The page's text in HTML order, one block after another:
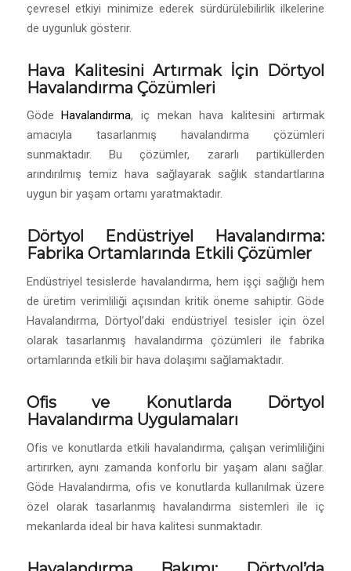
çevresel etkiyi minimize ederek sürdürülebilirlik ilkelerine
de uygunluk gösterir.
Hava Kalitesini Artırmak İçin Dörtyol
Havalandırma Çözümleri
Göde Havalandırma, iç mekan hava kalitesini artırmak
amacıyla tasarlanmış havalandırma çözümleri
sunmaktadır. Bu çözümler, zararlı partiküllerden
arındırılmış temiz hava sağlayarak sağlık standartlarına
uygun bir yaşam ortamı yaratmaktadır.
Dörtyol Endüstriyel Havalandırma:
Fabrika Ortamlarında Etkili Çözümler
Endüstriyel tesislerde havalandırma, hem işçi sağlığı hem
de üretim verimliliği açısından kritik öneme sahiptir. Göde
Havalandırma, Dörtyol’daki endüstriyel tesisler için özel
olarak tasarlanmış havalandırma çözümleri ile fabrika
ortamlarında etkili bir hava dolaşımı sağlamaktadır.
Ofis ve Konutlarda Dörtyol
Havalandırma Uygulamaları
Ofis ve konutlarda etkili havalandırma, çalışan verimliliğini
artırırken, aynı zamanda konforlu bir yaşam alanı sağlar.
Göde Havalandırma, ofis ve konutlarda kullanılmak üzere
özel olarak tasarlanmış havalandırma sistemleri ile iç
mekanlarda ideal bir hava kalitesi sunmaktadır.